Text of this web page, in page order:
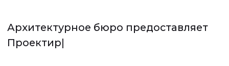
Заказать проект